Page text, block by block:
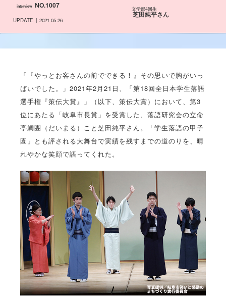
interview NO.1007
UPDATE 2021.05.26
文学部4回生
芝田純平さん
「『やっとお客さんの前でできる！』その思いで胸がいっ
ぱいでした。」2021年2月21日、「第18回全日本学生落語
選手権『策伝大賞』」（以下、策伝大賞）において、第3
位にあたる「岐阜市長賞」を受賞した、落語研究会の立命
亭鯛團（だいまる）こと芝田純平さん。「学生落語の甲子
園」とも評される大舞台で実績を残すまでの道のりを、晴
れやかな笑顔で語ってくれた。